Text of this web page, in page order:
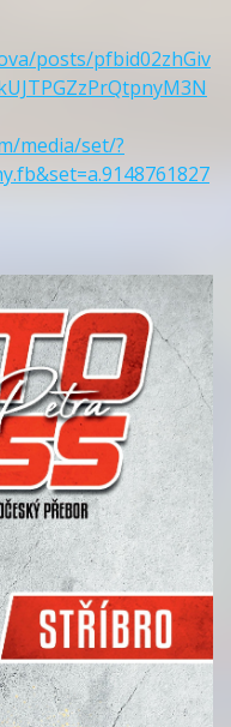
posts/pfbid02zhGiv
media/set/?